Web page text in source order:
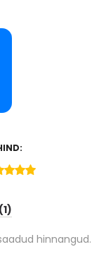
hinnangud.